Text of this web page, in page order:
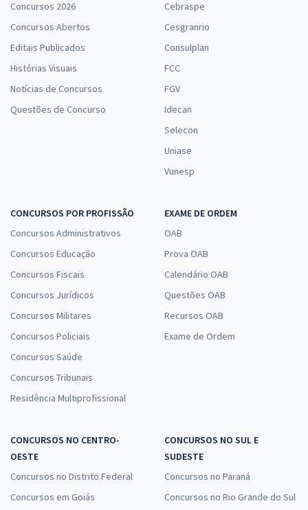
Concursos 2026
Concursos Abertos
Editais Publicados
Histórias Visuais
Notícias de Concursos
Questões de Concurso
Cebraspe
Cesgranrio
Consulplan
FCC
FGV
Idecan
Selecon
Uniase
Vunesp
CONCURSOS POR PROFISSÃO
Concursos Administrativos
Concursos Educação
Concursos Fiscais
Concursos Jurídicos
Concursos Militares
Concursos Policiais
Concursos Saúde
Concursos Tribunais
Residência Multiprofissional
EXAME DE ORDEM
OAB
Prova OAB
Calendário OAB
Questões OAB
Recursos OAB
Exame de Ordem
CONCURSOS NO CENTRO-
OESTE
Concursos no Distrito Federal
Concursos em Goiás
CONCURSOS NO SUL E
SUDESTE
Concursos no Paraná
Concursos no Rio Grande do Sul